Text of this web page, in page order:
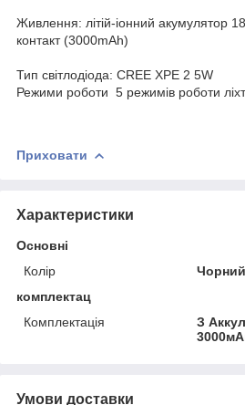
Живлення: літій-іонний акумулятор
контакт (3000mAh)
Тип світлодіода: CREE XPE 2 5W
Режими роботи 5 режимів роботи
Приховати
Характеристики
Основні
Колір
Чорний
комплектац
Комплектація
З
Умови доставки